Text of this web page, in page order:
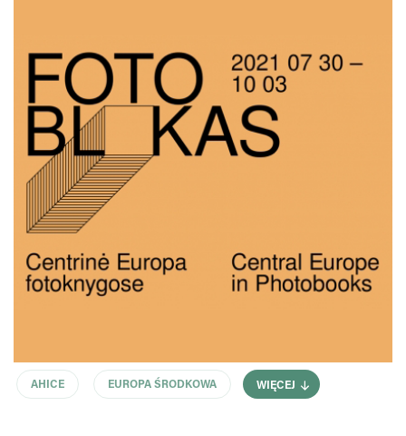
AHICE EUROPA ŚRODKOWA WIĘCEJ